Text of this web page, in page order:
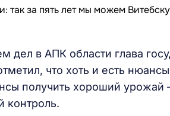
дел в АПК области глава
что хоть и есть
получить хороший урожай
контроль.